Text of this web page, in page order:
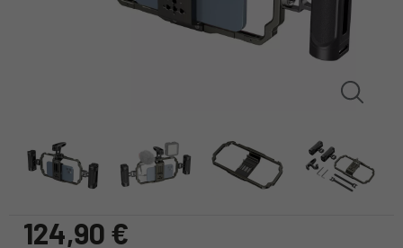
124,90 €